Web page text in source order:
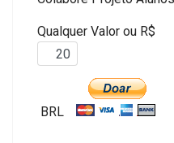
Qualquer Valor ou R$
BRL